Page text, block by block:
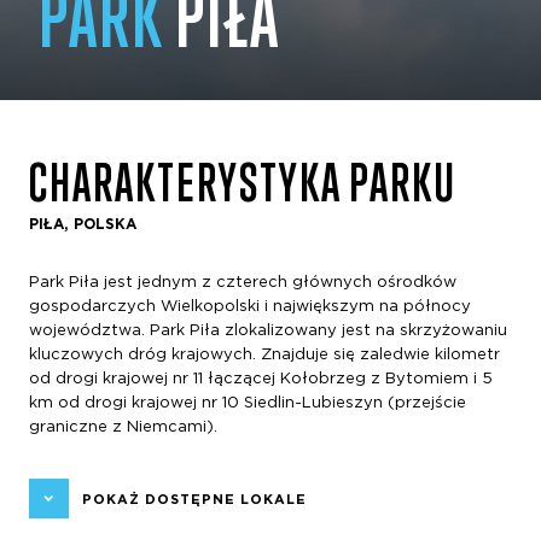
CHARAKTERYSTYKA PARKU
PIŁA, POLSKA
Park Piła jest jednym z czterech głównych ośrodków
gospodarczych Wielkopolski i największym na północy
województwa. Park Piła zlokalizowany jest na skrzyżowaniu
kluczowych dróg krajowych. Znajduje się zaledwie kilometr
od drogi krajowej nr 11 łączącej Kołobrzeg z Bytomiem i 5
km od drogi krajowej nr 10 Siedlin-Lubieszyn (przejście
graniczne z Niemcami).
POKAŻ DOSTĘPNE LOKALE